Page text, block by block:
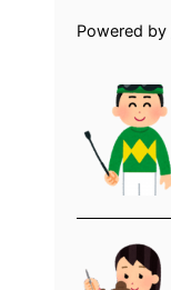
Powered by